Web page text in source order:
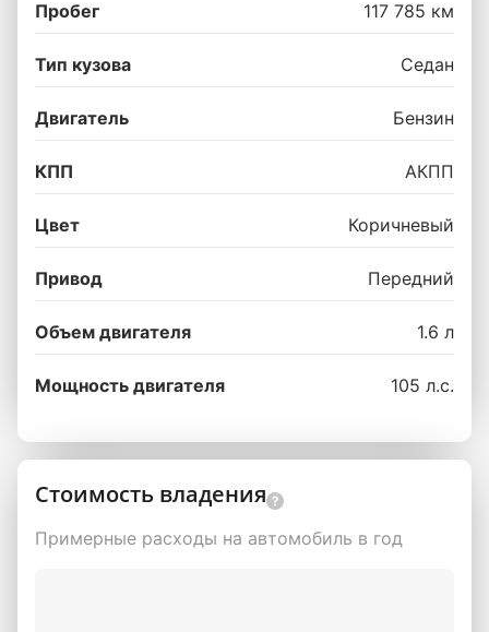
Пробег 117 785 км
Тип кузова Седан
Двигатель Бензин
КПП АКПП
Цвет Коричневый
Привод Передний
Объем двигателя 1.6 л
Мощность двигателя 105 л.с.
Стоимость владения
Примерные расходы на автомобиль в год